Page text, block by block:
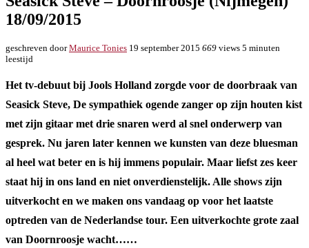
18/09/2015
geschreven doorMaurice Tonies 19 september 2015 669 views 5 minuten
leestijd
Het tv-debuut bij Jools Holland zorgde voor de doorbraak van
Seasick Steve, De sympathiek ogende zanger op zijn houten kist
met zijn gitaar met drie snaren werd al snel onderwerp van
gesprek. Nu jaren later kennen we kunsten van deze bluesman
al heel wat beter en is hij immens populair. Maar liefst zes keer
staat hij in ons land en niet onverdienstelijk. Alle shows zijn
uitverkocht en we maken ons vandaag op voor het laatste
optreden van de Nederlandse tour. Een uitverkochte grote zaal
van Doornroosje wacht……